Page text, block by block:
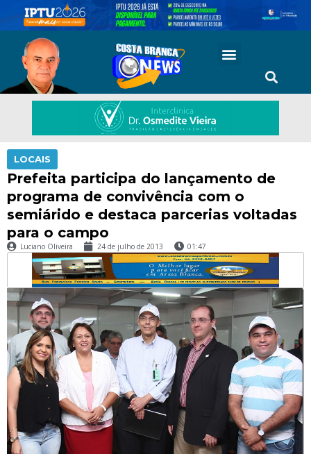
LOCAIS
Prefeita participa do lançamento de
programa de convivência com o
semiárido e destaca parcerias voltadas
para o campo
Luciano Oliveira 24 de julho de 2013 01:47